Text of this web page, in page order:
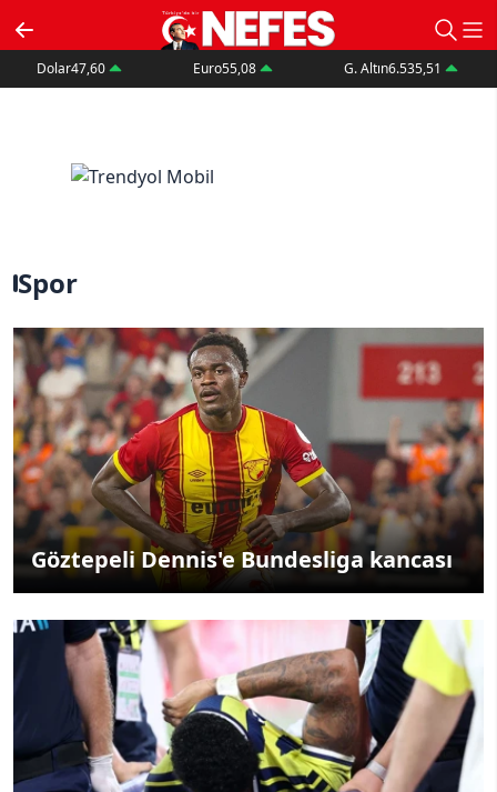
Dolar47,60 Euro55,08 G. Altın6.535,51
Spor
Göztepeli Dennis'e Bundesliga kancası